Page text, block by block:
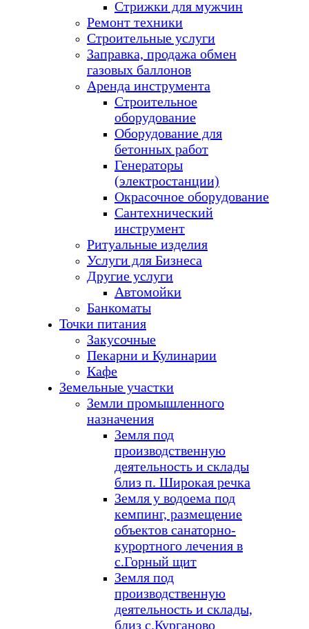
Стрижки для мужчин
Ремонт техники
Строительные услуги
Заправка, продажа обмен
газовых баллонов
Аренда инструмента
Строительное
оборудование
Оборудование для
бетонных работ
Генераторы
(электростанции)
Окрасочное оборудование
Сантехнический
инструмент
Ритуальные изделия
Услуги для Бизнеса
Другие услуги
Автомойки
Банкоматы
Точки питания
Закусочные
Пекарни и Кулинарии
Кафе
Земельные участки
Земли промышленного
назначения
Земля под
производственную
деятельность и склады
близ п. Широкая речка
Земля у водоема под
кемпинг, размещение
объектов санаторно-
курортного лечения в
с.Горный щит
Земля под
производственную
деятельность и склады,
близ с.Курганово